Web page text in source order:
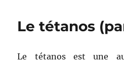
Le tétanos
Le tétanos est une